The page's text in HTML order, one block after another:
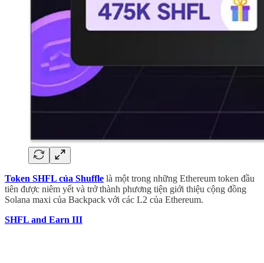
Token SHFL của Shuffle là một trong những Ethereum token đầu
tiên được niêm yết và trở thành phương tiện giới thiệu cộng đồng
Solana maxi của Backpack với các L2 của Ethereum.
SHFL and Earn III